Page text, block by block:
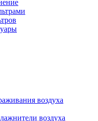
воздуха
воздуха